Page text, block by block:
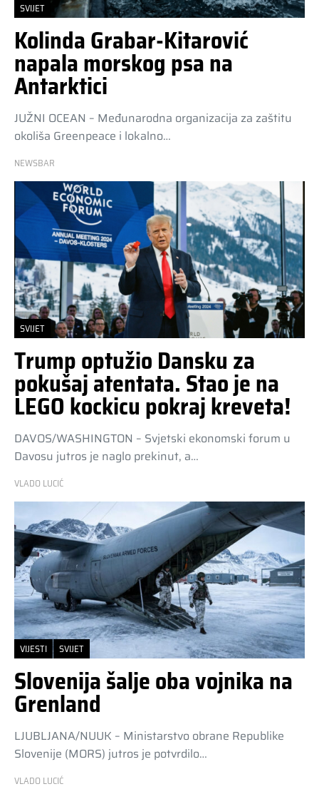
SVIJET
Kolinda Grabar-Kitarović
napala morskog psa na
Antarktici
JUŽNI OCEAN – Međunarodna organizacija za zaštitu
okoliša Greenpeace i lokalno…
NEWSBAR
SVIJET
Trump optužio Dansku za
pokušaj atentata. Stao je na
LEGO kockicu pokraj kreveta!
DAVOS/WASHINGTON – Svjetski ekonomski forum u
Davosu jutros je naglo prekinut, a…
VLADO LUCIĆ
VIJESTI SVIJET
Slovenija šalje oba vojnika na
Grenland
LJUBLJANA/NUUK – Ministarstvo obrane Republike
Slovenije (MORS) jutros je potvrdilo…
VLADO LUCIĆ